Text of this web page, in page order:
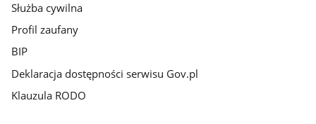
Służba cywilna
Profil zaufany
BIP
Deklaracja dostępności serwisu Gov.pl
Klauzula RODO